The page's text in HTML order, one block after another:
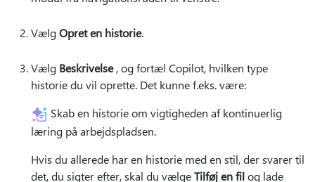
VælgOpret en historie.
Vælg Beskrivelse, og fortæl Copilot, hvilken type
historie du vil oprette. Det kunne f.eks. være:
Skab en historie om vigtigheden af kontinuerlig
læring på arbejdspladsen.
Hvis du allerede har en historie med en stil, der svarer til
det, du sigter efter, skal du vælgeTilføj en filog lade